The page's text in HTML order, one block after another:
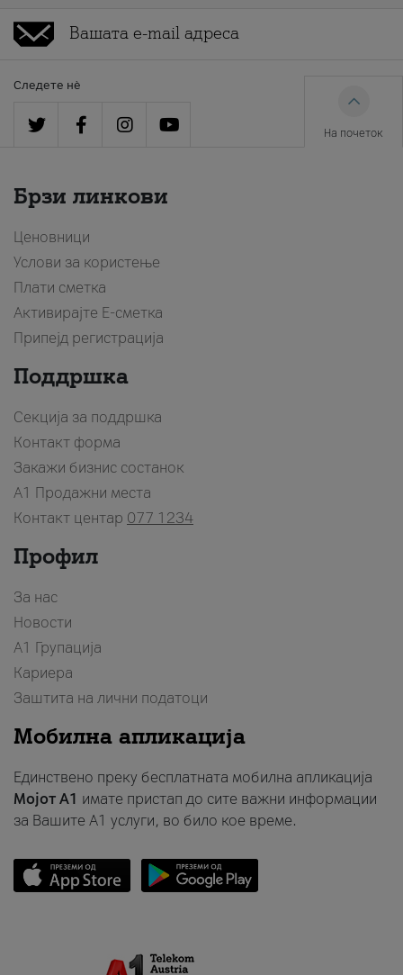
Следете нè
На почеток
Брзи линкови
Ценовници
Услови за користење
Плати сметка
Активирајте Е-сметка
Припејд регистрација
Поддршка
Секција за поддршка
Контакт форма
Закажи бизнис состанок
A1 Продажни места
Контакт центар 077 1234
Профил
За нас
Новости
А1 Групација
Кариера
Заштита на лични податоци
Мобилна апликација
Единствено преку бесплатната мобилна апликација
Мојот A1 имате пристап до сите важни информации
за Вашите A1 услуги, во било кое време.